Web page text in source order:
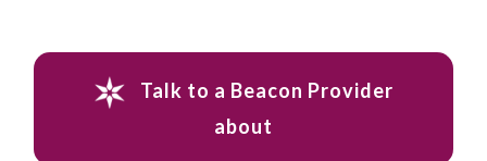
Talk to a Beacon Provider
about